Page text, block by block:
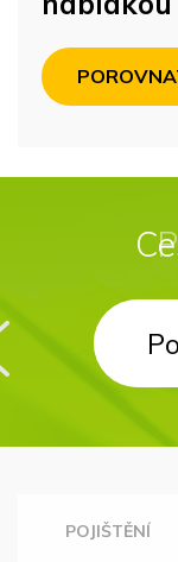
POJIŠTĚNÍ